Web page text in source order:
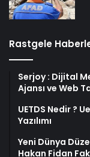
Rastgele
Serjoy : Dijital
Ajansı ve Web
UETDS Nedir ?
Yazılımı
Yeni Dünya
Hakan Fidan